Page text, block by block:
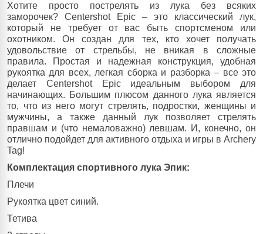
Хотите просто пострелять из лука без всяких
заморочек? Centershot Epic – это классический лук,
который не требует от вас быть спортсменом или
охотником. Он создан для тех, кто хочет получать
удовольствие от стрельбы, не вникая в сложные
правила. Простая и надежная конструкция, удобная
рукоятка для всех, легкая сборка и разборка – все это
делает Centershot Epic идеальным выбором для
начинающих. Большим плюсом данного лука является
то, что из него могут стрелять, подростки, женщины и
мужчины, а также данный лук позволяет стрелять
правшам и (что немаловажно) левшам. И, конечно, он
отлично подойдет для активного отдыха и игры в Archery
Tag!
Комплектация спортивного лука Эпик:
Плечи
Рукоятка цвет синий.
Тетива